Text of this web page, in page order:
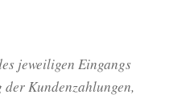
jeweiligen Eingangs
der Kundenzahlungen,